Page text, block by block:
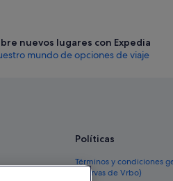
nuevos lugares con Expedia
mundo de opciones de viaje
Políticas
Términos y condiciones
reservas de Vrbo)